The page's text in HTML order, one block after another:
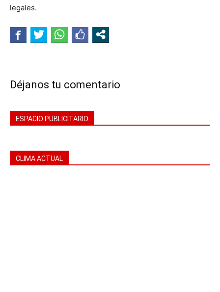
legales.
Déjanos tu comentario
ESPACIO PUBLICITARIO
CLIMA ACTUAL